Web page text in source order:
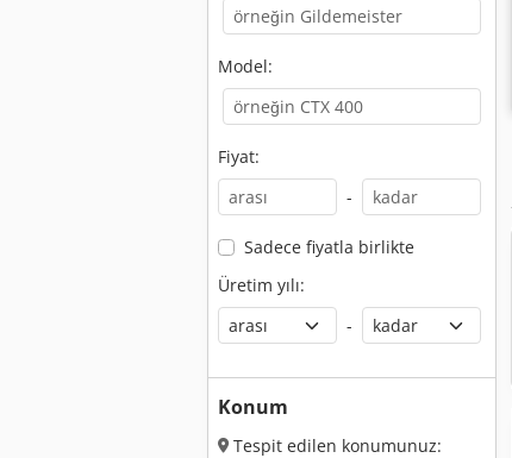
Model:
Fiyat:
-
Sadece fiyatla birlikte
Üretim yılı:
-
Konum
Tespit edilen konumunuz: